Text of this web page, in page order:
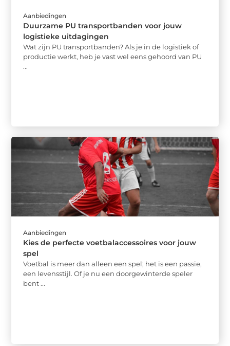
Aanbiedingen
Duurzame PU transportbanden voor jouw
logistieke uitdagingen
Wat zijn PU transportbanden? Als je in de logistiek of
productie werkt, heb je vast wel eens gehoord van PU
...
Aanbiedingen
Kies de perfecte voetbalaccessoires voor jouw
spel
Voetbal is meer dan alleen een spel; het is een passie,
een levensstijl. Of je nu een doorgewinterde speler
bent ...